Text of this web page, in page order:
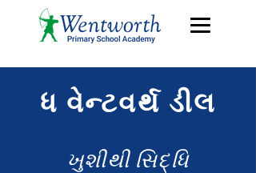
ધ વેન્ટવર્થ ડીલ
ખુશીથી સિદ્ધિ